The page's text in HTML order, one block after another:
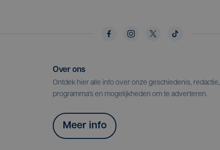
Over ons
Ontdek hier alle info over onze geschiedenis, redactie,
programma's en mogelijkheden om te adverteren.
Meer info